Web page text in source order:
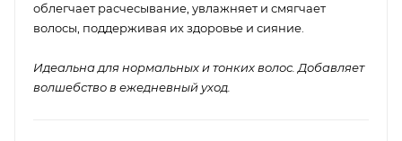
облегчает расчесывание, увлажняет и смягчает
волосы, поддерживая их здоровье и сияние.
Идеальна для нормальных и тонких волос. Добавляет
волшебство в ежедневный уход.